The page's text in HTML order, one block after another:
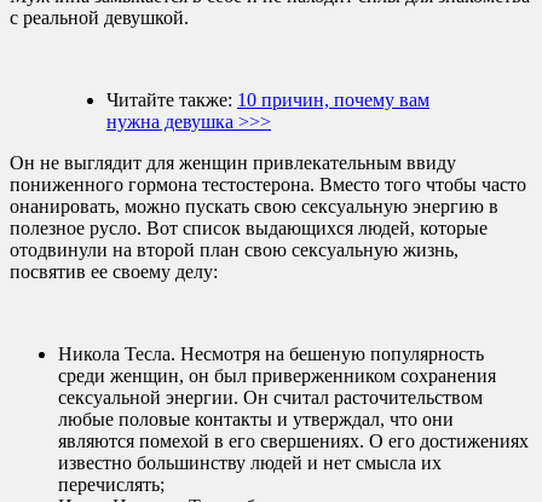
с реальной девушкой.
Читайте также: 10 причин, почему вам
нужна девушка >>>
Он не выглядит для женщин привлекательным ввиду
пониженного гормона тестостерона. Вместо того чтобы часто
онанировать, можно пускать свою сексуальную энергию в
полезное русло. Вот список выдающихся людей, которые
отодвинули на второй план свою сексуальную жизнь,
посвятив ее своему делу:
Никола Тесла. Несмотря на бешеную популярность
среди женщин, он был приверженником сохранения
сексуальной энергии. Он считал расточительством
любые половые контакты и утверждал, что они
являются помехой в его свершениях. О его достижениях
известно большинству людей и нет смысла их
перечислять;